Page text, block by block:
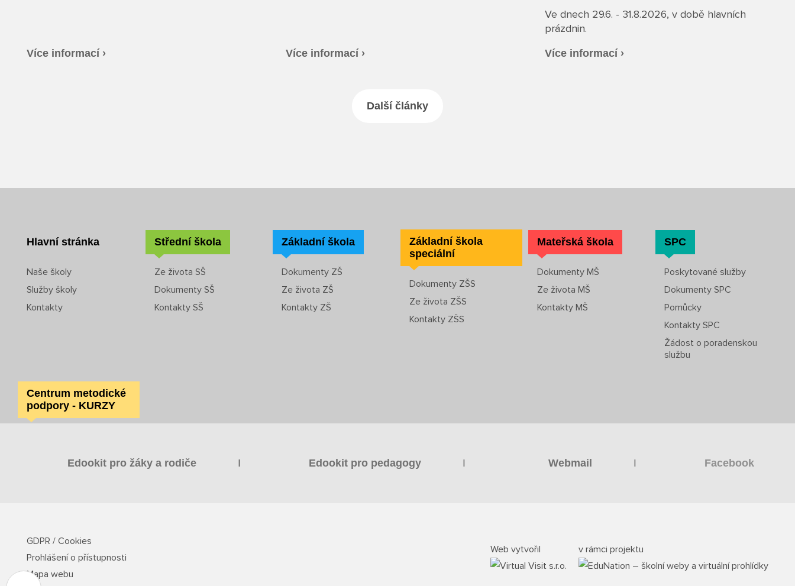
Více informací › Více informací ›
Ve dnech 29.6. - 31.8.2026, v době hlavních
prázdnin.
Více informací ›
Další články
Hlavní stránka
Naše školy
Služby školy
Kontakty
Střední škola
Ze života SŠ
Dokumenty SŠ
Kontakty SŠ
Základní škola
Dokumenty ZŠ
Ze života ZŠ
Kontakty ZŠ
Základní škola
speciální
Dokumenty ZŠS
Ze života ZŠS
Kontakty ZŠS
Mateřská škola
Dokumenty MŠ
Ze života MŠ
Kontakty MŠ
SPC
Poskytované služby
Dokumenty SPC
Pomůcky
Kontakty SPC
Žádost o poradenskou
službu
Centrum metodické
podpory - KURZY
Edookit pro žáky a rodiče | Edookit pro pedagogy | Webmail | Facebook
GDPR / Cookies
Prohlášení o přístupnosti
Mapa webu
Web vytvořil v rámci projektu